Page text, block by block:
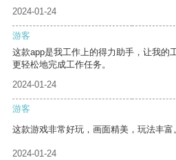
2024-01-24
游客
这款app是我工作上的得力助手，让我的
更轻松地完成工作任务。
2024-01-24
游客
这款游戏非常好玩，画面精美，玩法丰富
2024-01-24